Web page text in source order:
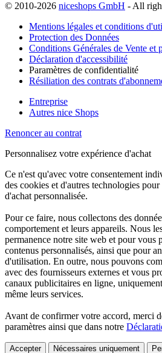
© 2010-2026 niceshops GmbH - All
Mentions légales et conditions
Protection des Données
Conditions Générales de Vente et
Déclaration d'accessibilité
Paramètres de confidentialité
Résiliation des contrats
Entreprise
Autres nice Shops
Renoncer au contrat
Personnalisez votre expérience d'achat
Ce n'est qu'avec votre consentement
des cookies et d'autres technologies
d'achat personnalisée.
Pour ce faire, nous collectons des
comportement et leurs appareils. Nous
permanence notre site web et pour vous
contenus personnalisés, ainsi que pour
d'utilisation. En outre, nous pouvons
avec des fournisseurs externes et vous
canaux publicitaires en ligne,
même leurs services.
Avant de confirmer votre accord, merci
paramètres ainsi que dans notre
Accepter Nécessaires uniquement